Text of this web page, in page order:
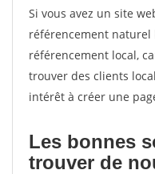
Si vous avez un site
référencement naturel
référencement local,
trouver des clients
intérêt à créer une
Les bonnes
trouver de